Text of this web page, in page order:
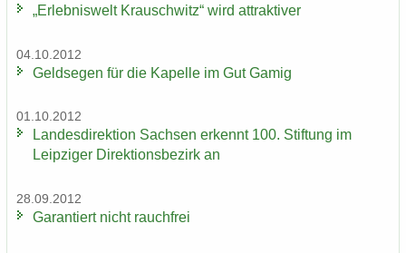
„Er­leb­nis­welt Krausch­witz“ wird at­trak­ti­ver
04.10.2012
Geld­se­gen für die Ka­pel­le im Gut Gamig
01.10.2012
Lan­des­di­rek­ti­on Sach­sen er­kennt 100. Stif­tung im
Leip­zi­ger Di­rek­ti­ons­be­zirk an
28.09.2012
Ga­ran­tiert nicht rauch­frei